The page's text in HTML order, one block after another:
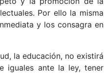
Por ello la misma
y los consagra en
la educación, no existirá
iguales ante la ley, tener